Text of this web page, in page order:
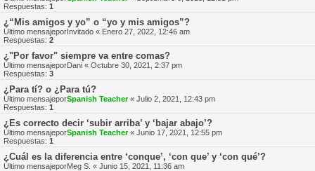
Respuestas: 1
¿“Mis amigos y yo” o “yo y mis amigos”?
Último mensajeporInvitado « Enero 27, 2022, 12:46 am
Respuestas: 2
¿"Por favor" siempre va entre comas?
Último mensajeporDani « Octubre 30, 2021, 2:37 pm
Respuestas: 3
¿Para tí? o ¿Para tú?
Último mensajeporSpanish Teacher« Julio 2, 2021, 12:43 pm
Respuestas: 1
¿Es correcto decir ‘subir arriba’ y ‘bajar abajo’?
Último mensajeporSpanish Teacher« Junio 17, 2021, 12:55 pm
Respuestas: 1
¿Cuál es la diferencia entre ‘conque’, ‘con que’ y ‘con qué’?
Último mensajeporMeg S. « Junio 15, 2021, 11:36 am